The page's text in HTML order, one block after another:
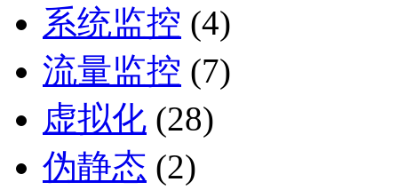
系统监控 (4)
流量监控 (7)
虚拟化 (28)
伪静态 (2)